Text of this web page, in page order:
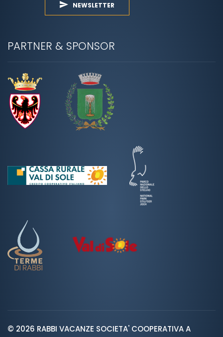
NEWSLETTER
PARTNER & SPONSOR
© 2026 RABBI VACANZE SOCIETA' COOPERATIVA A